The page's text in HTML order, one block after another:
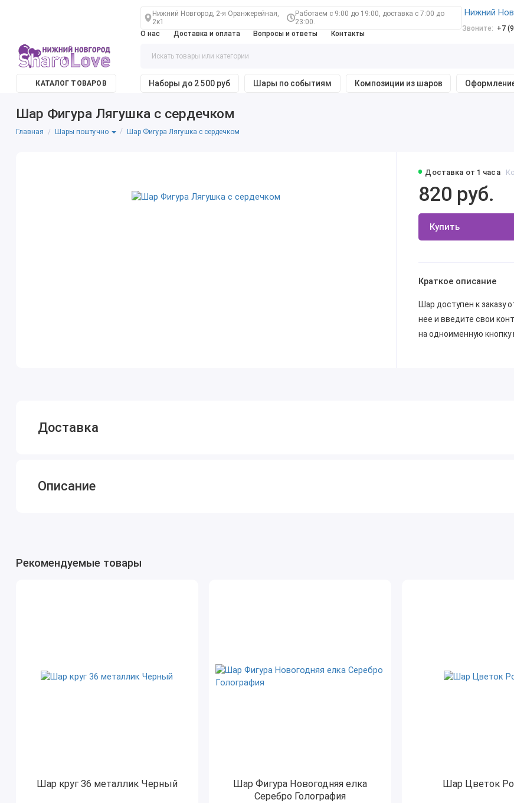
Нижний Новгород, 2-я Оранжерейная,
2к1
Работаем с 9:00 до 19:00, доставка с 7:00 до
23:00.
О нас
Доставка и оплата Вопросы и ответы Контакты
Нижний
Звоните: +7
КАТАЛОГ ТОВАРОВ Наборы до 2 500 руб Шары по событиям Композиции из шаров
Шар Фигура Лягушка с сердечком
Главная Шары поштучно Шар Фигура Лягушка с сердечком
Доставка от 1 часа
820 руб.
Купить
Краткое описание
Шар доступен к заказу
нее и введите свои
на одноименную
Доставка
Описание
Рекомендуемые товары
Шар круг 36 металлик Черный
Шар Фигура Новогодняя елка
Серебро Голография
Шар Цветок